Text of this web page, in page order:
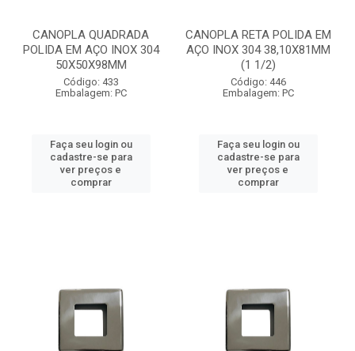
CANOPLA QUADRADA
POLIDA EM AÇO INOX 304
50X50X98MM
Código: 433
Embalagem: PC
Faça seu login ou
cadastre-se para
ver preços e
comprar
CANOPLA RETA POLIDA EM
AÇO INOX 304 38,10X81MM
(1 1/2)
Código: 446
Embalagem: PC
Faça seu login ou
cadastre-se para
ver preços e
comprar